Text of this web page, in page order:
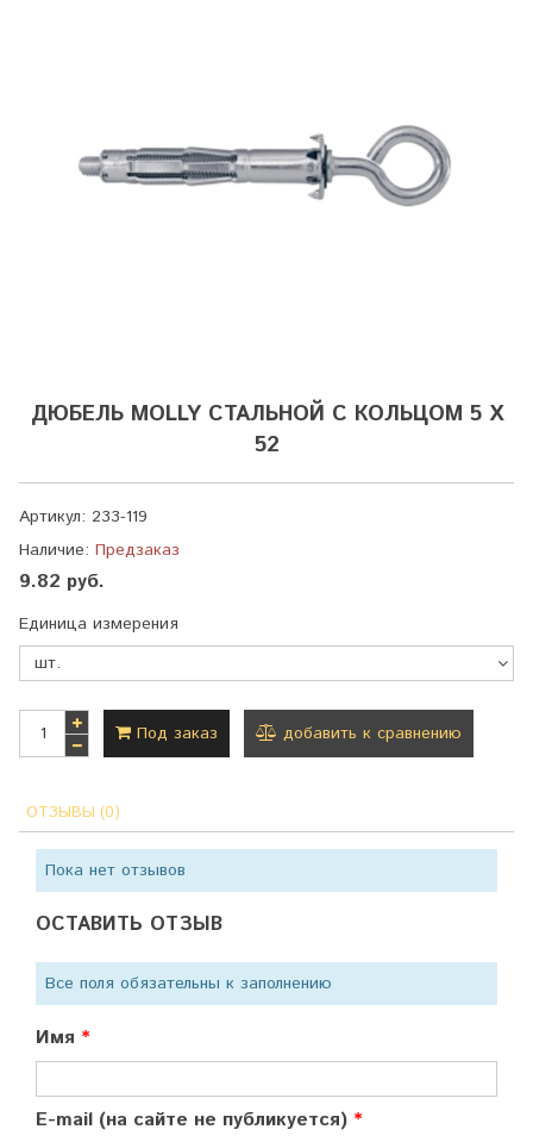
ДЮБЕЛЬ MOLLY СТАЛЬНОЙ С КОЛЬЦОМ 5 Х
52
Артикул: 233-119
Наличие: Предзаказ
9.82 руб.
Единица измерения
Под заказ добавить к сравнению
ОТЗЫВЫ (0)
Пока нет отзывов
ОСТАВИТЬ ОТЗЫВ
Все поля обязательны к заполнению
Имя
E-mail (на сайте не публикуется)